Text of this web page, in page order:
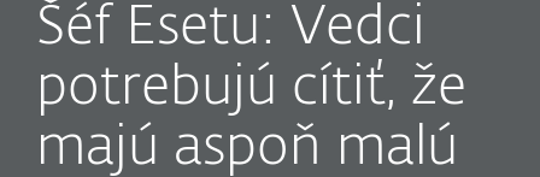
Šéf Esetu: Vedci
potrebujú cítiť, že
majú aspoň malú